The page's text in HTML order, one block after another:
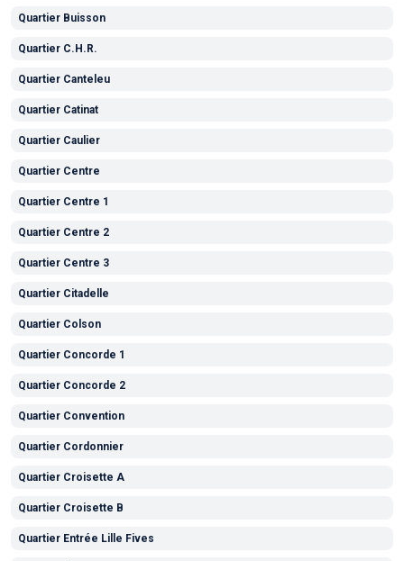
Quartier Buisson
Quartier C.H.R.
Quartier Canteleu
Quartier Catinat
Quartier Caulier
Quartier Centre
Quartier Centre 1
Quartier Centre 2
Quartier Centre 3
Quartier Citadelle
Quartier Colson
Quartier Concorde 1
Quartier Concorde 2
Quartier Convention
Quartier Cordonnier
Quartier Croisette A
Quartier Croisette B
Quartier Entrée Lille Fives